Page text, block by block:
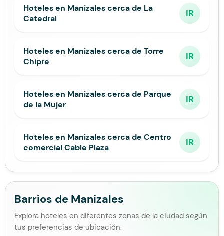
Hoteles en Manizales cerca de La
Catedral
IR
Hoteles en Manizales cerca de Torre
Chipre
IR
Hoteles en Manizales cerca de Parque
de la Mujer
IR
Hoteles en Manizales cerca de Centro
comercial Cable Plaza
IR
Barrios de Manizales
Explora hoteles en diferentes zonas de la ciudad según
tus preferencias de ubicación.